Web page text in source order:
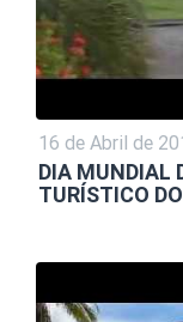
16 de Abril de
DIA MUNDIAL
TURÍSTICO